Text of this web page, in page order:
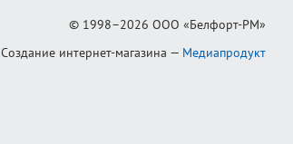
© 1998–2026 ООО «Белфорт-РМ»
Создание интернет-магазина — Медиапродукт